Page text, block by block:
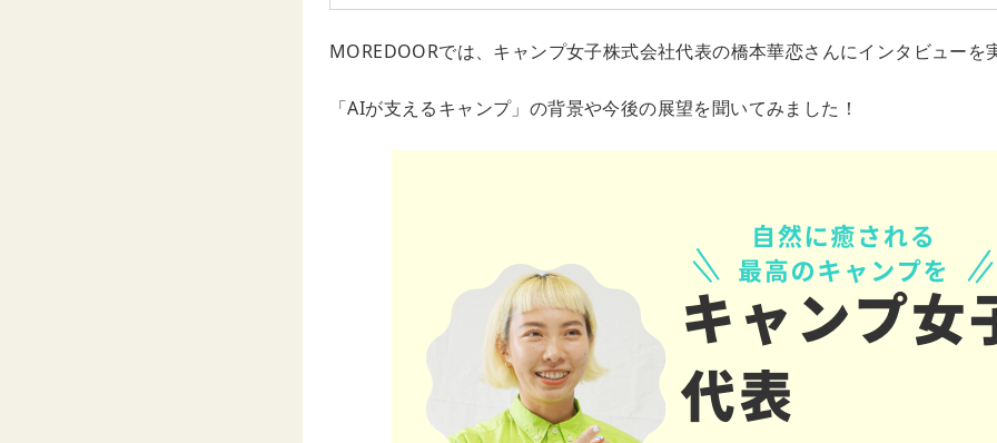
MOREDOORでは、キャンプ女子株式会社代表の橋本華恋さんにインタビューを
「AIが支えるキャンプ」の背景や今後の展望を聞いてみました！